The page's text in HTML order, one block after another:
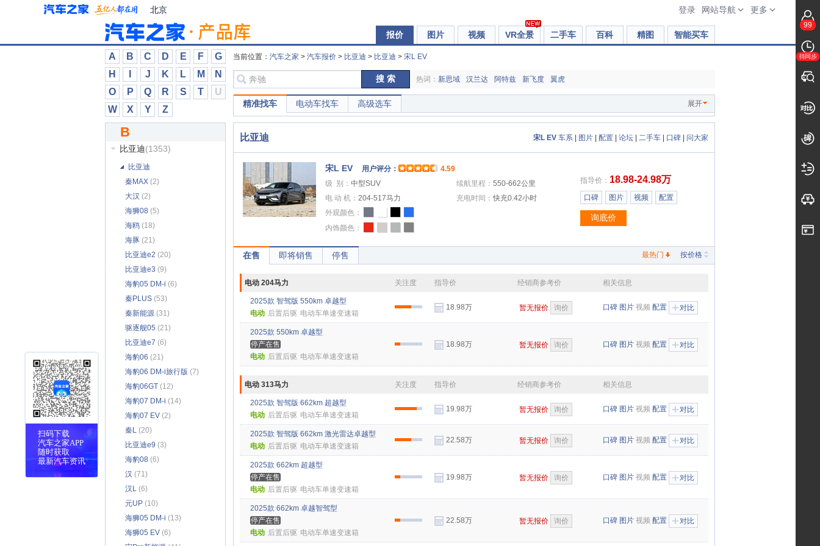
北京 登录 网站导航 更多
报价 图片 视频 VR全景 二手车 百科 精图 智能买车
A B C D E F
G
H
J K L M
N
O
P Q R S T
U
W
X Y Z
北汽泰普(7)
北汽威旺(135)
北汽新能源(44)
奔驰
(2306)
奔腾(490)
本田(1117)
比德文汽车(3)
比克汽车(1)
比速汽车
比亚迪(1353)
比亚迪
秦MAX (2)
大汉 (2)
海狮08 (5)
海鸥 (18)
海豚 (21)
比亚迪e2 (20)
比亚迪e3 (9)
海豹05 DM-i (6)
秦PLUS (53)
秦新能源 (31)
驱逐舰05 (21)
比亚迪e7 (6)
海豹06 (21)
海豹06 DM-i旅行版 (7)
海豹06GT (12)
海豹07 DM-i (14)
海豹07 EV (2)
秦L (20)
比亚迪e9 (3)
海豹08 (6)
汉 (71)
汉L (6)
元UP (10)
海狮05 DM-i (13)
海狮05 EV (6)
B
当前位置： 汽车之家 > 汽车报价 > 比亚迪 > 比亚迪 > 宋L EV
搜 索 热词： 新思域 汉兰达 阿特兹 新飞度 翼虎
精准找车 电动车找车 高级选车 展开
宋L EV 车系 图片 配置 论坛 二手车 口碑 问大家
比亚迪
宋L EV 用户评分：
4.59
级 别： 中型SUV 续航里程： 550-662公里
电 动 机： 204-517马力 充电时间：快充0.42小时
外观颜色：
内饰颜色：
指导价： 18.98-24.98万
口碑 图片 视频 配置
询底价
最热门 按价格
在售 即将销售 停售
电动 204马力 关注度 指导价 经销商参考价 相关信息
2025款 智驾版 550km 卓越型
电动 后置后驱 电动车单速变速箱
18.98万 暂无报价 询价 口碑 图片 视频 配置 对比
2025款 550km 卓越型
停产在售
电动 后置后驱 电动车单速变速箱
18.98万 暂无报价 询价 口碑 图片 视频 配置 对比
电动 313马力 关注度 指导价 经销商参考价 相关信息
2025款 智驾版 662km 超越型
电动 后置后驱 电动车单速变速箱
19.98万 暂无报价 询价 口碑 图片 视频 配置 对比
2025款 智驾版 662km 激光雷达卓越型
电动 后置后驱 电动车单速变速箱
22.58万 暂无报价 询价 口碑 图片 视频 配置 对比
2025款 662km 超越型
停产在售
电动 后置后驱 电动车单速变速箱
19.98万 暂无报价 询价 口碑 图片 视频 配置 对比
2025款 662km 卓越智驾型
停产在售
电动 后置后驱 电动车单速变速箱
22.58万 暂无报价 询价 口碑 图片 视频 配置 对比
扫码下载
汽车之家APP
随时获取
最新汽车资讯
99
待同步